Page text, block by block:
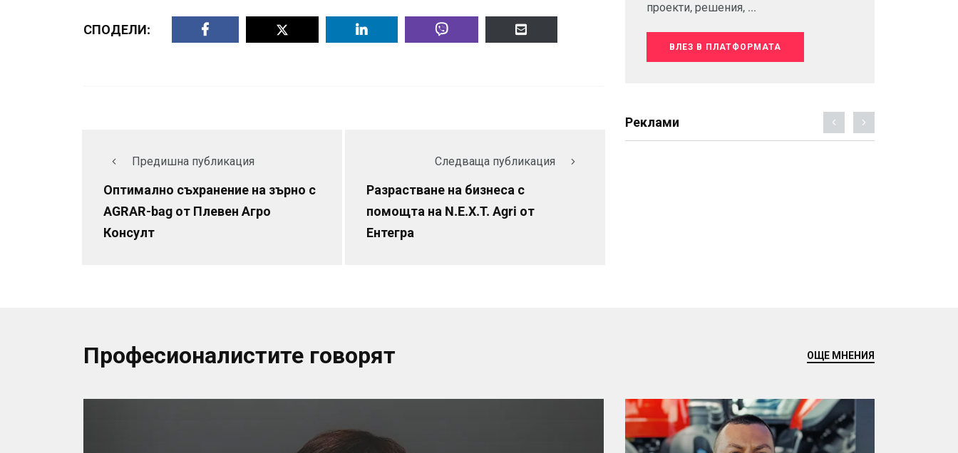
СПОДЕЛИ:
Предишна публикация
Оптимално съхранение на зърно с
AGRAR-bag от Плевен Агро
Консулт
Следваща публикация
Разрастване на бизнеса с
помощта на N.E.X.T. Agri от
Ентегра
проекти, решения, ...
ВЛЕЗ В ПЛАТФОРМАТА
Реклами
Професионалистите говорят ОЩЕ МНЕНИЯ